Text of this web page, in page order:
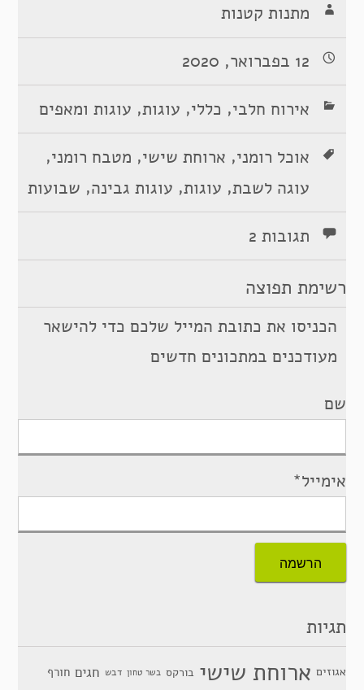
מתנות קטנות
12 בפברואר, 2020
אירוח חלבי, כללי, עוגות, עוגות ומאפים
אוכל רומני, ארוחת שישי, מטבח רומני,
עוגה לשבת, עוגות, עוגות גבינה, שבועות
תגובות 2
רשימת תפוצה
הכניסו את כתובת המייל שלכם כדי להישאר
מעודכנים במתכונים חדשים
שם
אימייל*
תגיות
אגוזים ארוחת שישי בורקס בשר טחון דבש חגים חורף